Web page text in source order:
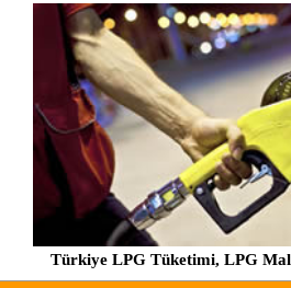
Türkiye LPG Tüketimi, LPG